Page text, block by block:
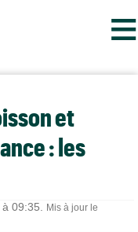
≡
et
: les
09:35.
Mis à jour le